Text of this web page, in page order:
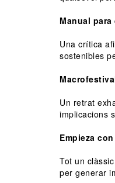
Manual
Una crítica
sostenibles
Un retrat
implicacions
Empieza
Tot un
per generar